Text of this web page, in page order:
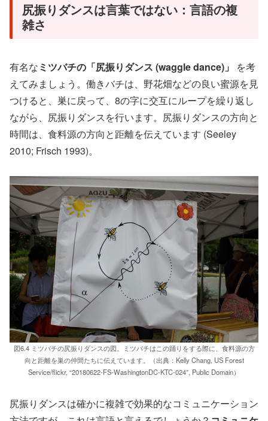
尻振りダンスは言葉ではない：言語の複
雑さ
有名なミツバチの「尻振りダンス (waggle dance)」
を考
えてみましょう。働きバチは、野花畑などの良い蜜源を見
つけると、巣に戻って、8の字に交互にループを繰り返し
ながら、尻振りダンスを行います。尻振りダンスの方向と
時間は、食料源の方向と距離を伝えています (Seeley
2010; Frisch 1993)。
図6.4 ミツバチの尻振りダンスの図。ミツバチはこの踊りをする際に、食料源の方
向と距離を巣の仲間たちに伝えています。（出典：Kelly Chang, US Forest
Service/flickr, “20180622-FS-WashingtonDC-KTC-024”, Public Domain）
尻振りダンスは確かに複雑で効果的なコミュニケーション